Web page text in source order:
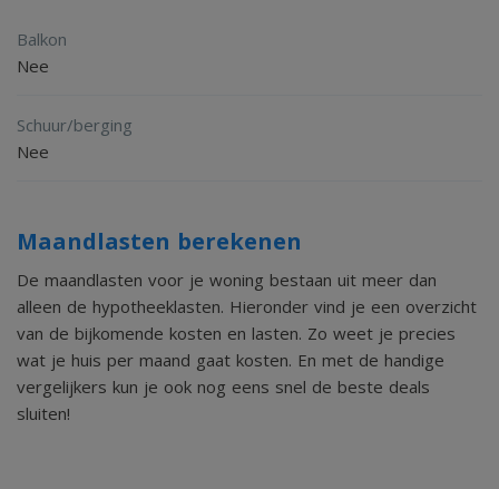
Balkon
Nee
Schuur/berging
Nee
Maandlasten berekenen
De maandlasten voor je woning bestaan uit meer dan
alleen de hypotheeklasten. Hieronder vind je een overzicht
van de bijkomende kosten en lasten. Zo weet je precies
wat je huis per maand gaat kosten. En met de handige
vergelijkers kun je ook nog eens snel de beste deals
sluiten!